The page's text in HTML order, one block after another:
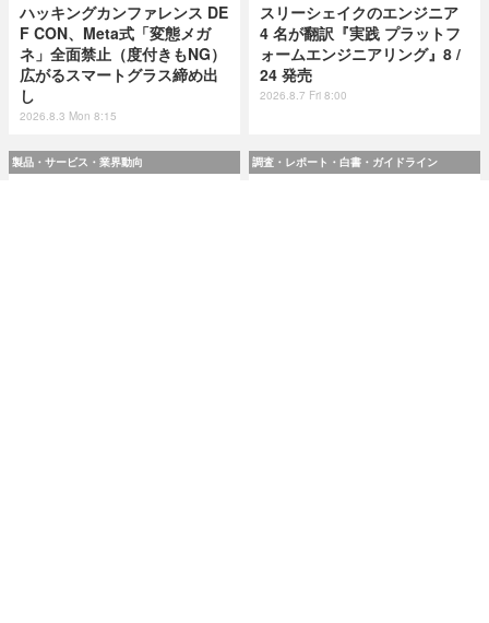
ハッキングカンファレンス DE
F CON、Meta式「変態メガ
ネ」全面禁止（度付きもNG）
広がるスマートグラス締め出
し
2026.8.3 Mon 8:15
スリーシェイクのエンジニア
4 名が翻訳『実践 プラットフ
ォームエンジニアリング』8 /
24 発売
2026.8.7 Fri 8:00
製品・サービス・業界動向 調査・レポート・白書・ガイドライン